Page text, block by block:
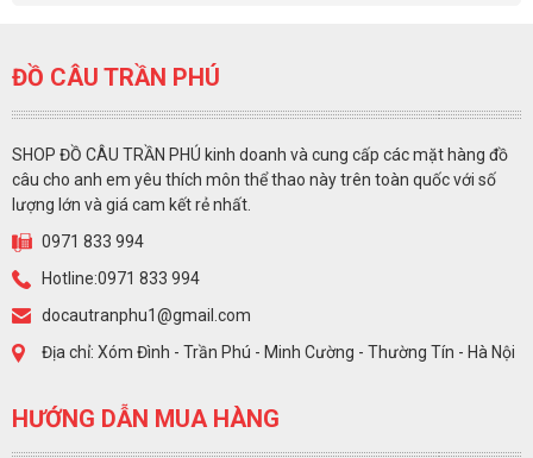
ĐỒ CÂU TRẦN PHÚ
SHOP ĐỒ CÂU TRẦN PHÚ kinh doanh và cung cấp các mặt hàng đồ
câu cho anh em yêu thích môn thể thao này trên toàn quốc với số
lượng lớn và giá cam kết rẻ nhất.
0971 833 994
Hotline:0971 833 994
docautranphu1@gmail.com
Địa chỉ: Xóm Đình - Trần Phú - Minh Cường - Thường Tín - Hà Nội
HƯỚNG DẪN MUA HÀNG